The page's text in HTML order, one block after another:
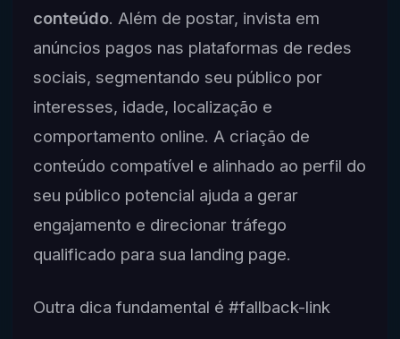
conteúdo. Além de postar, invista em
anúncios pagos nas plataformas de redes
sociais, segmentando seu público por
interesses, idade, localização e
comportamento online. A criação de
conteúdo compatível e alinhado ao perfil do
seu público potencial ajuda a gerar
engajamento e direcionar tráfego
qualificado para sua landing page.
Outra dica fundamental é #fallback-link